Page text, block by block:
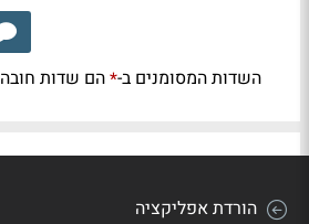
השדות המסומנים ב-*הם שדות חובה
הורדת אפליקציה